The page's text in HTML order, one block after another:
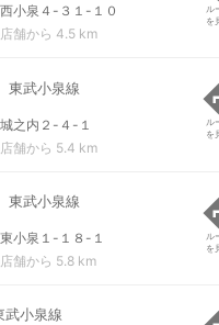
小泉４-３１-１０
舗から 4.5 km
ル
を
東武小泉線
之内２-４-１
舗から 5.4 km
ル
を
東武小泉線
小泉１-１８-１
舗から 5.8 km
ル
を
武小泉線